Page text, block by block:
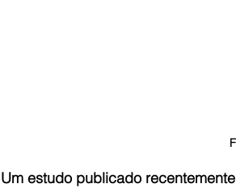
Um estudo publicado